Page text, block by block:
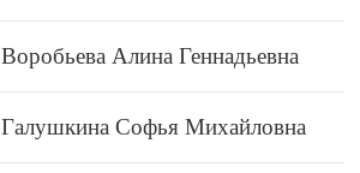
Воробьева Алина Геннадьевна
Галушкина Софья Михайловна